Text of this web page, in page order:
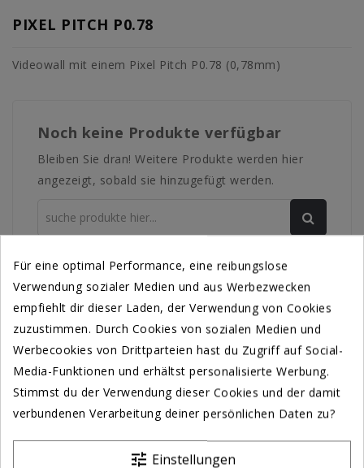
PIXEL PITCH P0.78
Videowall mit einem Pixel Pitch P0.78 (0,78mm)
Noch keine Produkte verfügbar
Bleiben Sie dran! Weitere Produkte werden hier
angezeigt, sobald sie hinzugefügt werden.
PIXEL PITCH P0.78
Für eine optimal Performance, eine reibungslose
Verwendung sozialer Medien und aus Werbezwecken
empfiehlt dir dieser Laden, der Verwendung von Cookies
zuzustimmen. Durch Cookies von sozialen Medien und
Werbecookies von Drittparteien hast du Zugriff auf Social-
Media-Funktionen und erhältst personalisierte Werbung.
Stimmst du der Verwendung dieser Cookies und der damit
verbundenen Verarbeitung deiner persönlichen Daten zu?
tune Einstellungen